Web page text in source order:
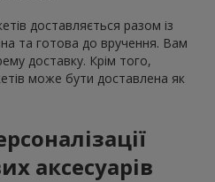
доставляється разом із
та готова до вручення. Вам
доставку. Крім того,
може бути доставлена як
аксесуарів